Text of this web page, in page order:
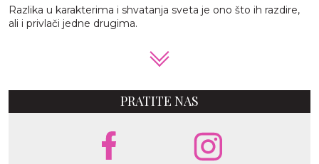
Razlika u karakterima i shvatanja sveta je ono što ih razdire,
ali i privlači jedne drugima.
PRATITE NAS